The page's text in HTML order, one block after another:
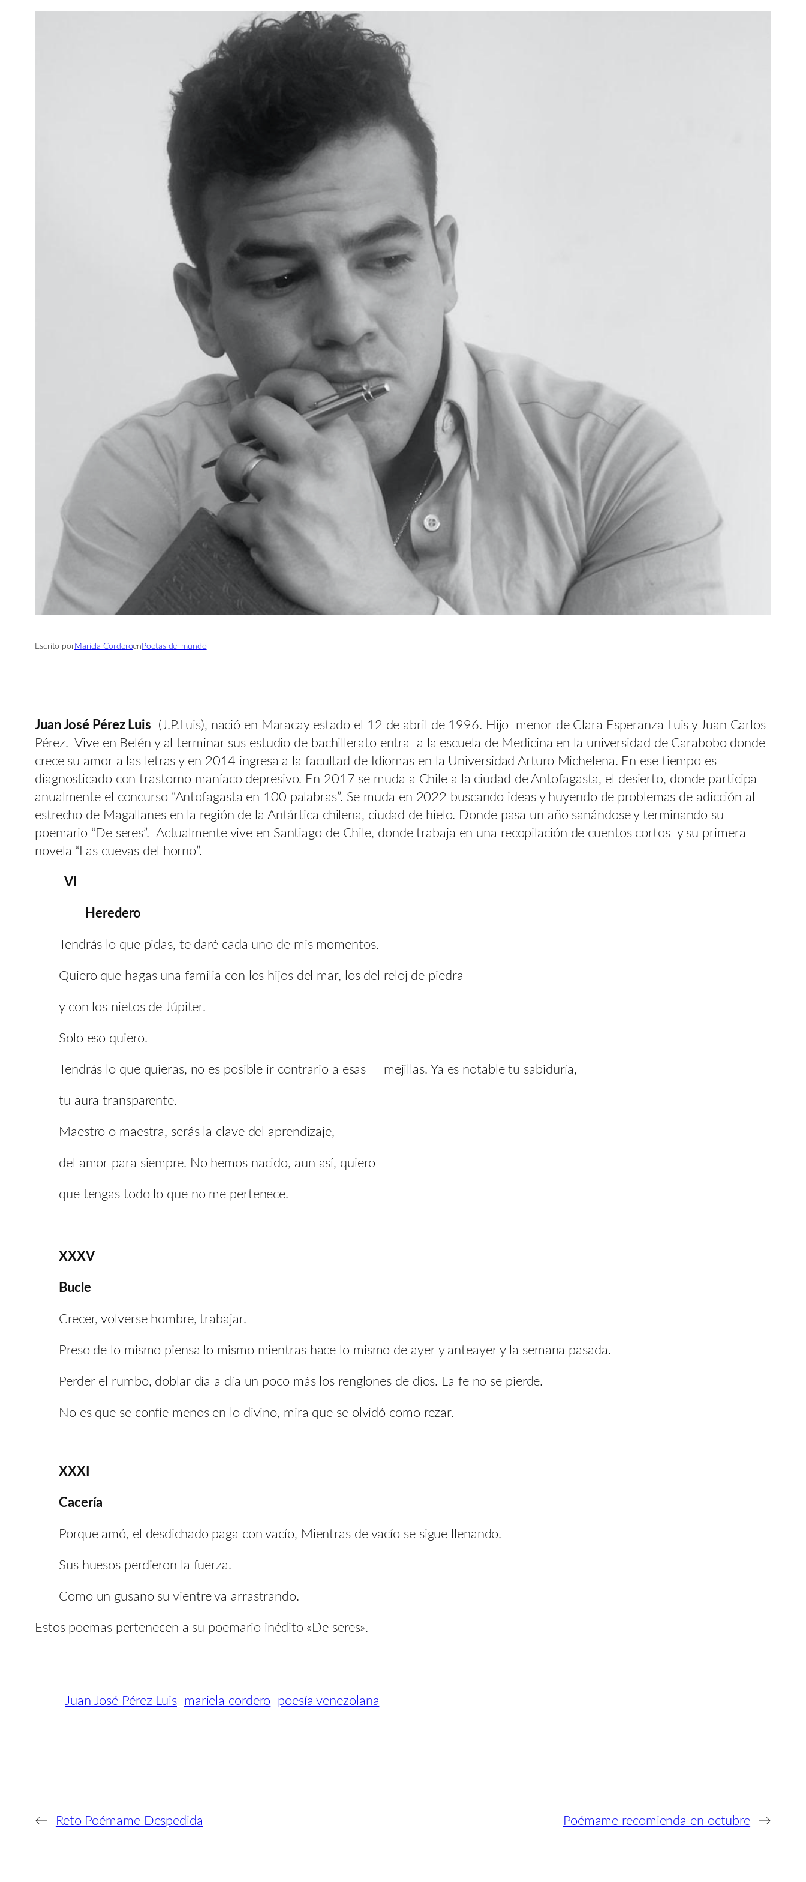
Escrito porMariela Corderoen Poetas del mundo
Juan José Pérez Luis (J.P.Luis), nació en Maracay estado el 12 de abril de 1996. Hijo menor de Clara Esperanza Luis y Juan Carlos
Pérez. Vive en Belén y al terminar sus estudio de bachillerato entra a la escuela de Medicina en la universidad de Carabobo donde
crece su amor a las letras y en 2014 ingresa a la facultad de Idiomas en la Universidad Arturo Michelena. En ese tiempo es
diagnosticado con trastorno maníaco depresivo. En 2017 se muda a Chile a la ciudad de Antofagasta, el desierto, donde participa
anualmente el concurso “Antofagasta en 100 palabras”. Se muda en 2022 buscando ideas y huyendo de problemas de adicción al
estrecho de Magallanes en la región de la Antártica chilena, ciudad de hielo. Donde pasa un año sanándose y terminando su
poemario “De seres”. Actualmente vive en Santiago de Chile, donde trabaja en una recopilación de cuentos cortos y su primera
novela “Las cuevas del horno”.
VI
Heredero
Tendrás lo que pidas, te daré cada uno de mis momentos.
Quiero que hagas una familia con los hijos del mar, los del reloj de piedra
y con los nietos de Júpiter.
Solo eso quiero.
Tendrás lo que quieras, no es posible ir contrario a esas mejillas. Ya es notable tu sabiduría,
tu aura transparente.
Maestro o maestra, serás la clave del aprendizaje,
del amor para siempre. No hemos nacido, aun así, quiero
que tengas todo lo que no me pertenece.
XXXV
Bucle
Crecer, volverse hombre, trabajar.
Preso de lo mismo piensa lo mismo mientras hace lo mismo de ayer y anteayer y la semana pasada.
Perder el rumbo, doblar día a día un poco más los renglones de dios. La fe no se pierde.
No es que se confíe menos en lo divino, mira que se olvidó como rezar.
XXXI
Cacería
Porque amó, el desdichado paga con vacío, Mientras de vacío se sigue llenando.
Sus huesos perdieron la fuerza.
Como un gusano su vientre va arrastrando.
Estos poemas pertenecen a su poemario inédito «De seres».
Juan José Pérez Luis mariela cordero poesía venezolana
← Reto Poémame Despedida Poémame recomienda en octubre →